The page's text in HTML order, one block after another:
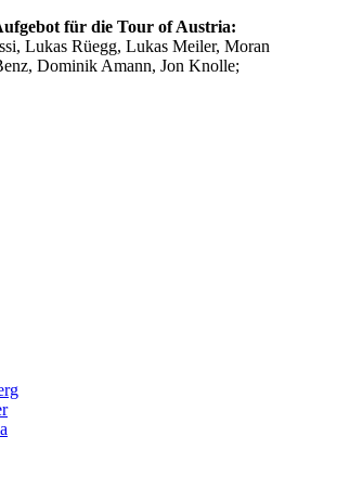
für die Tour of Austria:
Lukas Rüegg, Lukas Meiler, Moran
Dominik Amann, Jon Knolle;